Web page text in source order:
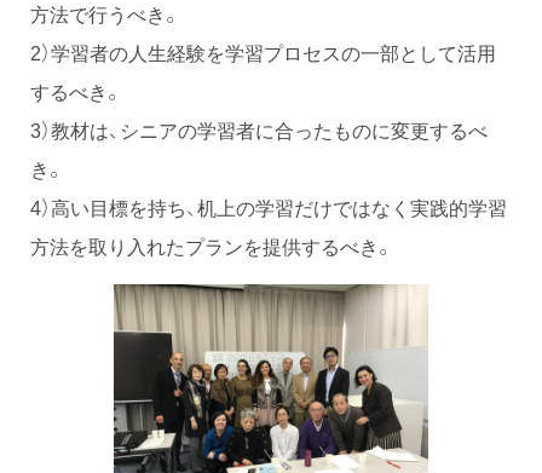
方法で行うべき。
2）学習者の人生経験を学習プロセスの一部として活用
するべき。
3）教材は、シニアの学習者に合ったものに変更するべ
き。
4）高い目標を持ち、机上の学習だけではなく実践的学習
方法を取り入れたプランを提供するべき。